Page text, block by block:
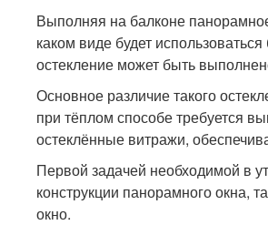
Выполняя на балконе
каком виде будет
остекление может быть
Основное различие такого
при тёплом способе требуется
остеклённые витражи,
Первой задачей необходимой в
конструкции панорамного окна,
окно.